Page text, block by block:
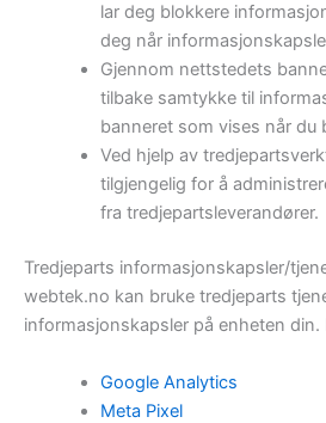
lar deg blokkere
deg når
Gjennom nettstedets
tilbake samtykke til
banneret som vises når du
Ved hjelp av
tilgjengelig for å
fra tredjepartsleverandører.
Tredjeparts informasjonskapsler/
webtek.no kan bruke tredjeparts
informasjonskapsler på enheten din.
Google Analytics
Meta Pixel